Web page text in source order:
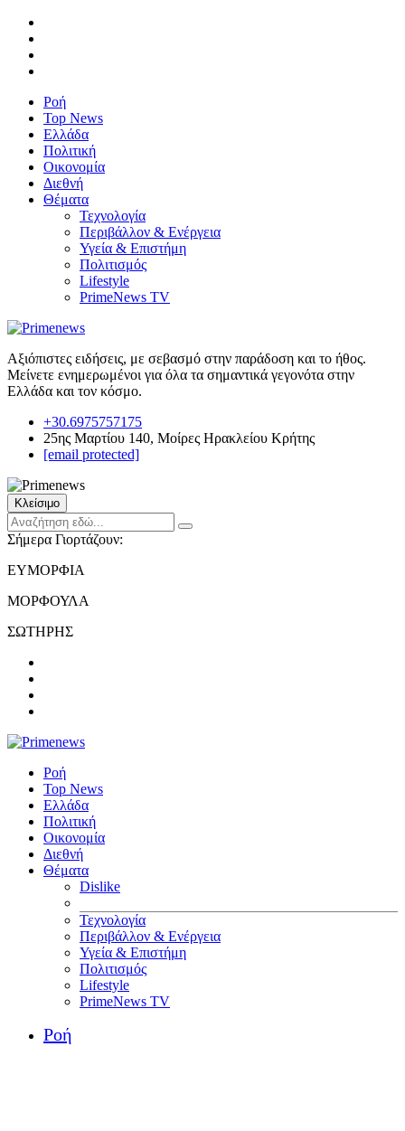
Ροή
Top News
Ελλάδα
Πολιτική
Οικονομία
Διεθνή
Θέματα
Τεχνολογία
Περιβάλλον & Ενέργεια
Υγεία & Επιστήμη
Πολιτισμός
Lifestyle
PrimeNews TV
Αξιόπιστες ειδήσεις, με σεβασμό στην παράδοση και το ήθος.
Μείνετε ενημερωμένοι για όλα τα σημαντικά γεγονότα στην
Ελλάδα και τον κόσμο.
+30.6975757175
25ης Μαρτίου 140, Μοίρες Ηρακλείου Κρήτης
[email protected]
Κλείσιμο
Σήμερα Γιορτάζουν:
ΕΥΜΟΡΦΙΑ
ΜΟΡΦΟΥΛΑ
ΣΩΤΗΡΗΣ
Ροή
Top News
Ελλάδα
Πολιτική
Οικονομία
Διεθνή
Θέματα
Dislike
Τεχνολογία
Περιβάλλον & Ενέργεια
Υγεία & Επιστήμη
Πολιτισμός
Lifestyle
PrimeNews TV
Ροή